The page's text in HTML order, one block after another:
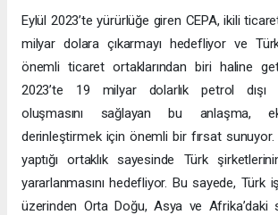
Eylül 2023’te yürürlüğe giren CEPA, ikili
milyar dolara çıkarmayı hedefliyor ve
önemli ticaret ortaklarından biri haline
2023’te 19 milyar dolarlık petrol dışı
oluşmasını sağlayan bu anlaşma,
derinleştirmek için önemli bir fırsat sunuyor.
yaptığı ortaklık sayesinde Türk
yararlanmasını hedefliyor. Bu sayede, Türk
üzerinden Orta Doğu, Asya ve Afrika’daki